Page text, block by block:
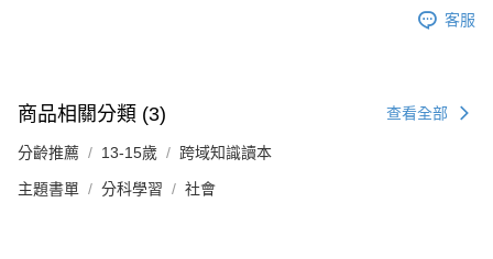
客服
商品相關分類 (3) 查看全部
分齡推薦 13-15歲 跨域知識讀本
主題書單 分科學習 社會